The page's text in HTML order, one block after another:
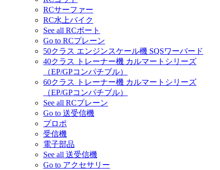
RCサーファー
RC水上バイク
See all RCボート
Go to RCプレーン
50クラス エンジンスケール機 SQSワーバード
40クラス トレーナー機 カルマートシリーズ
（EP/GPコンパチブル）
60クラス トレーナー機 カルマートシリーズ
（EP/GPコンパチブル）
See all RCプレーン
Go to 送受信機
プロポ
受信機
電子部品
See all 送受信機
Go to アクセサリー